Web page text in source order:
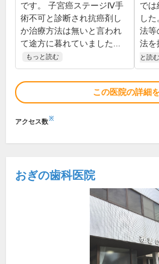
です。 子宮癌ステージⅣ手
術不可と診断され抗癌剤し
か治療方法は無いと言われ
て途方に暮れていました...
もっと読む
では
し
法等
法を
と読む
この医院の詳細
アクセス数※
おぎの歯科医院